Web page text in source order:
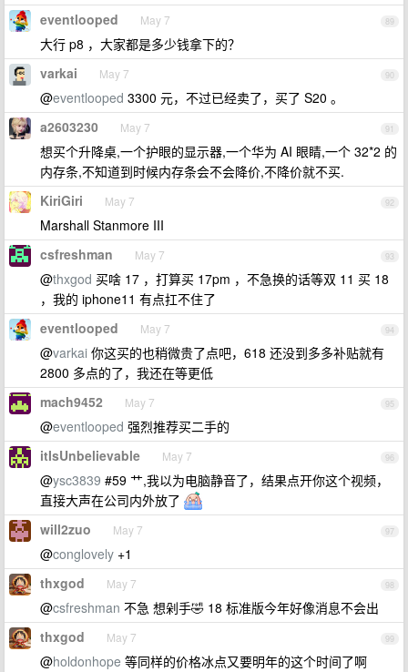
89
eventlooped May 7
大行 p8 ，大家都是多少钱拿下的？
90
varkai May 7
@eventlooped 3300 元，不过已经卖了，买了 S20 。
91
a2603230 May 7
想买个升降桌,一个护眼的显示器,一个华为 AI 眼睛,一个 32*2 的
内存条,不知道到时候内存条会不会降价,不降价就不买.
92
KiriGiri May 7
Marshall Stanmore III
93
csfreshman May 7
@thxgod 买啥 17 ，打算买 17pm ，不急换的话等双 11 买 18
，我的 iphone11 有点扛不住了
94
eventlooped May 7
@varkai 你这买的也稍微贵了点吧，618 还没到多多补贴就有
2800 多点的了，我还在等更低
95
mach9452 May 7
@eventlooped 强烈推荐买二手的
96
itIsUnbelievable May 7
@ysc3839 #59 艹,我以为电脑静音了，结果点开你这个视频，
直接大声在公司内外放了
97
will2zuo May 7
@conglovely +1
98
thxgod May 7
@csfreshman 不急 想剁手🤣 18 标准版今年好像消息不会出
99
thxgod May 7
@holdonhope 等同样的价格冰点又要明年的这个时间了啊